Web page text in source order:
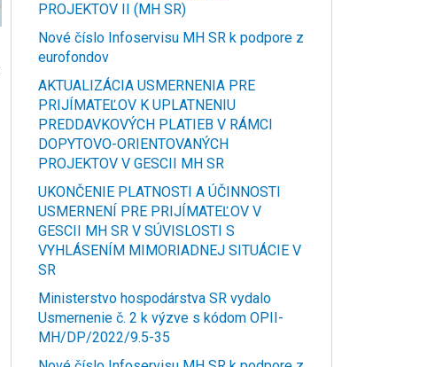
PROJEKTOV II (MH SR)
Nové číslo Infoservisu MH SR k podpore z
eurofondov
AKTUALIZÁCIA USMERNENIA PRE
PRIJÍMATEĽOV K UPLATNENIU
PREDDAVKOVÝCH PLATIEB V RÁMCI
DOPYTOVO-ORIENTOVANÝCH
PROJEKTOV V GESCII MH SR
UKONČENIE PLATNOSTI A ÚČINNOSTI
USMERNENÍ PRE PRIJÍMATEĽOV V
GESCII MH SR V SÚVISLOSTI S
VYHLÁSENÍM MIMORIADNEJ SITUÁCIE V
SR
Ministerstvo hospodárstva SR vydalo
Usmernenie č. 2 k výzve s kódom OPII-
MH/DP/2022/9.5-35